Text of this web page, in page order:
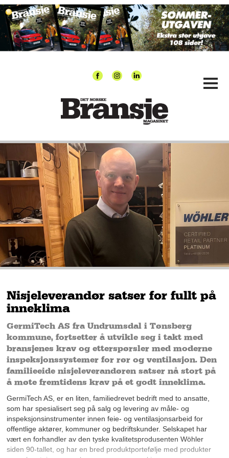
Nisjeleverandør satser for fullt på
inneklima
GermiTech AS fra Undrumsdal i Tønsberg
kommune, fortsetter å utvikle seg i takt med
bransjenes krav og etterspørsler med moderne
inspeksjonssystemer for rør og ventilasjon. Den
familieeide nisjeleverandøren satser nå stort på
å møte fremtidens krav på et godt inneklima.
GermiTech AS, er en liten, familiedrevet bedrift med to ansatte,
som har spesialisert seg på salg og levering av måle- og
inspeksjonsinstrumenter innen feie- og ventilasjonsarbeid for
offentlige aktører, kommuner og bedriftskunder. Selskapet har
vært en forhandler av den tyske kvalitetsprodusenten Wöhler
siden 90-tallet, og har en bred produktportefølje med produkter